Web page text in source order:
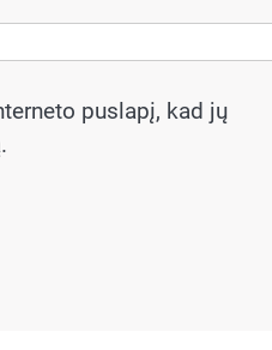
puslapį, kad jų